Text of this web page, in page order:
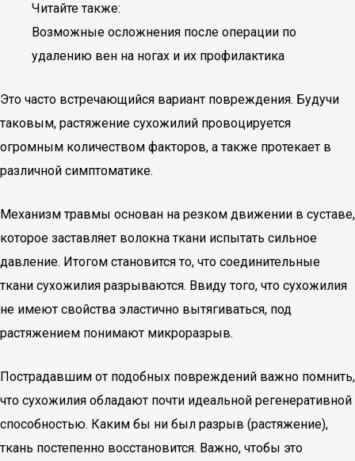
Читайте также:
Возможные осложнения после операции по
удалению вен на ногах и их профилактика
Это часто встречающийся вариант повреждения. Будучи
таковым, растяжение сухожилий провоцируется
огромным количеством факторов, а также протекает в
различной симптоматике.
Механизм травмы основан на резком движении в суставе,
которое заставляет волокна ткани испытать сильное
давление. Итогом становится то, что соединительные
ткани сухожилия разрываются. Ввиду того, что сухожилия
не имеют свойства эластично вытягиваться, под
растяжением понимают микроразрыв.
Пострадавшим от подобных повреждений важно помнить,
что сухожилия обладают почти идеальной регенеративной
способностью. Каким бы ни был разрыв (растяжение),
ткань постепенно восстановится. Важно, чтобы это